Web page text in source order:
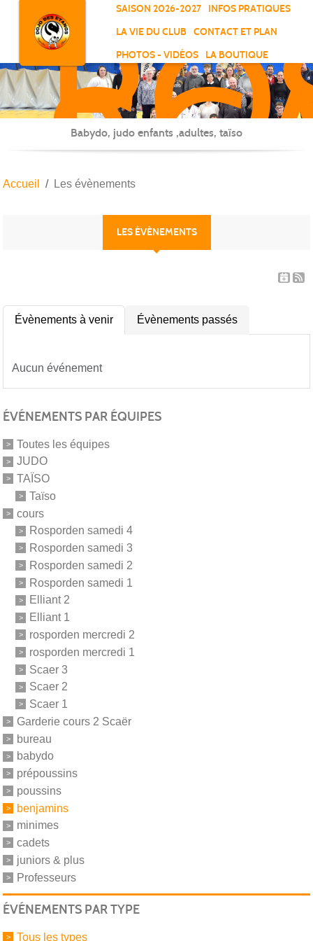
SAISON 2026-2027
INFOS PRATIQUES
LA VIE DU CLUB
CONTACT ET PLAN
PHOTOS - VIDÉOS
LA BOUTIQUE
-
-
Babydo, judo enfants ,adultes, taïso
Accueil Les évènements
LES ÉVÈNEMENTS
Évènements à venir Évènements passés
Aucun événement
ÉVÉNEMENTS PAR ÉQUIPES
Toutes les équipes
JUDO
TAÏSO
Taïso
cours
Rosporden samedi 4
Rosporden samedi 3
Rosporden samedi 2
Rosporden samedi 1
Elliant 2
Elliant 1
rosporden mercredi 2
rosporden mercredi 1
Scaer 3
Scaer 2
Scaer 1
Garderie cours 2 Scaër
bureau
babydo
prépoussins
poussins
benjamins
minimes
cadets
juniors & plus
Professeurs
ÉVÉNEMENTS PAR TYPE
Tous les types
Panneau de gestion des cookies